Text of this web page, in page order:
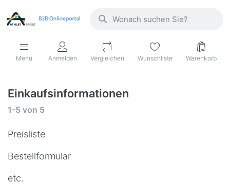
Menü Anmelden Vergleichen Wunschliste Warenkorb
Einkaufsinformationen
1-5 von 5
Preisliste
Bestellformular
etc.